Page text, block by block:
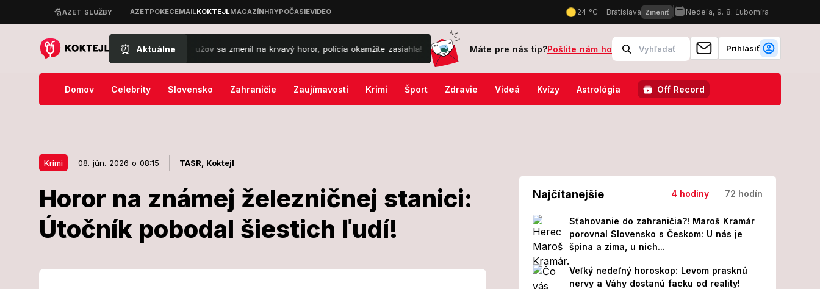
⏰ Aktuálne
noc na západe Slovenska: Konflikt mužov sa zmenil na krvavý horor, polícia okamžite zasiahla! VIDEO Ema ukázala menu z Tenerife, ceny nápojov sú HITOM: Všetko je lacnejšie ako v Chorvátsku!
Máte pre nás tip?Pošlite nám ho Prihlásiť
Domov Celebrity Slovensko Zahraničie Zaujímavosti Krimi Šport Zdravie Videá Kvízy Astrológia Off Record
Krimi 08. jún. 2026 o 08:15 TASR, Koktejl
Horor na známej železničnej stanici:
Útočník pobodal šiestich ľudí!
Krimi
Horor na známej železničnej
Najčítanejšie 4 hodiny 72 hodín
Sťahovanie do zahraničia?! Maroš Kramár
porovnal Slovensko s Českom: U nás je
špina a zima, u nich...
Veľký nedeľný horoskop: Levom prasknú
nervy a Váhy dostanú facku od reality!